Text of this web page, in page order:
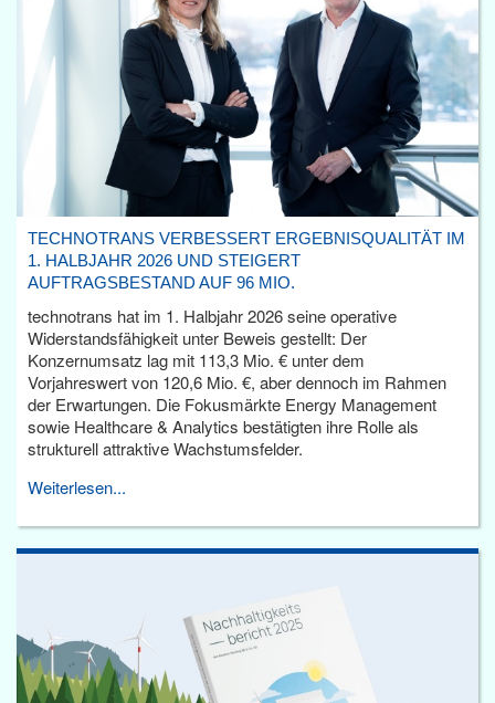
TECHNOTRANS VERBESSERT ERGEBNISQUALITÄT IM
1. HALBJAHR 2026 UND STEIGERT
AUFTRAGSBESTAND AUF 96 MIO.
technotrans hat im 1. Halbjahr 2026 seine operative
Widerstandsfähigkeit unter Beweis gestellt: Der
Konzernumsatz lag mit 113,3 Mio. € unter dem
Vorjahreswert von 120,6 Mio. €, aber dennoch im Rahmen
der Erwartungen. Die Fokusmärkte Energy Management
sowie Healthcare & Analytics bestätigten ihre Rolle als
strukturell attraktive Wachstumsfelder.
Weiterlesen...